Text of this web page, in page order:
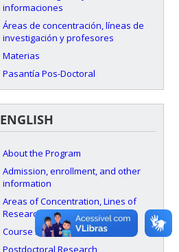
informaciones
Áreas de concentración, líneas de
investigación y profesores
Materias
Pasantía Pos-Doctoral
ENGLISH
About the Program
Admission, enrollment, and other
information
Areas of Concentration, Lines of
Research, and Faculty
Course Listing
Postdoctoral Research